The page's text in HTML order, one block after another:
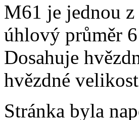
M61 je jednou
úhlový průměr
Dosahuje
hvězdné
Stránka byla